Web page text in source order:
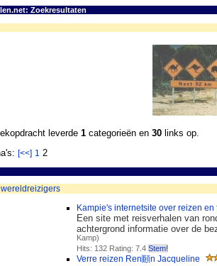
Zoekresultaten
leverde 1 categorieën en 30 links op.
[<<] 1 2
wereldreizigers
Kampie's internetsite over reizen en
Een site met reisverhalen van
achtergrond informatie over de
Kamp)
Hits: 132 Rating: 7.4 Stem!
Verre reizen Ren頥n Jacqueline